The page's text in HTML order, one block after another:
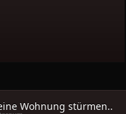
Wohnung stürmen..